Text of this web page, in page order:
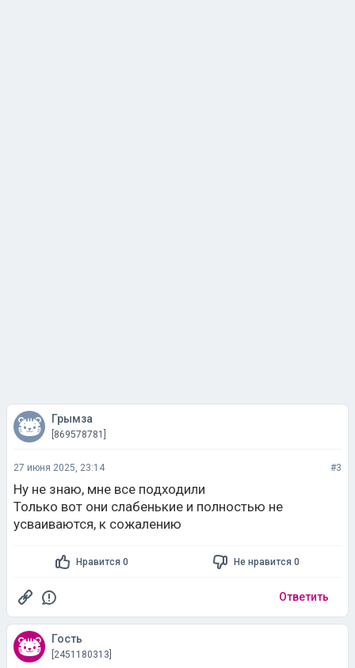
Грымза
[869578781]
27 июня 2025, 23:14 #3
Ну не знаю, мне все подходили
Только вот они слабенькие и полностью не
усваиваются, к сожалению
Нравится 0 Не нравится 0
Ответить
Гость
[2451180313]